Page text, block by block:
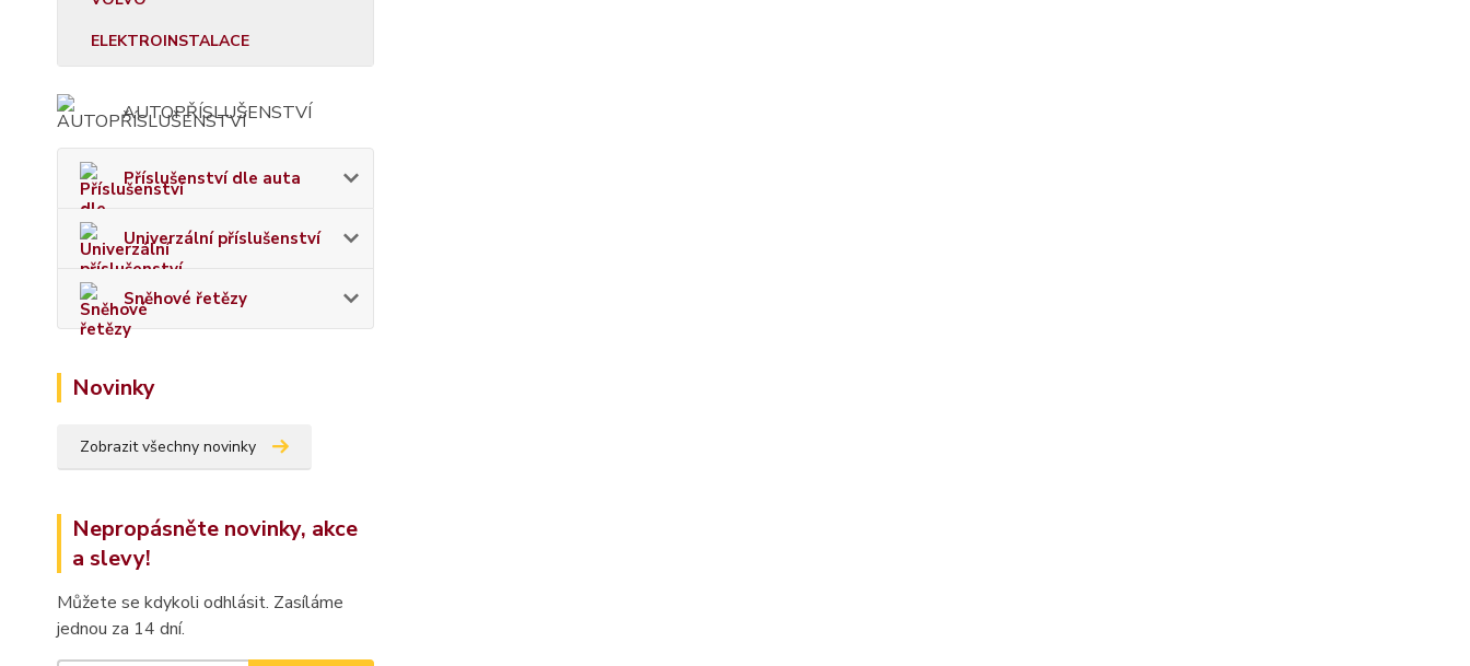
ELEKTROINSTALACE
AUTOPŘÍSLUŠENSTVÍ
Příslušenství dle auta
Univerzální příslušenství
Sněhové řetězy
Novinky
Zobrazit všechny novinky
Nepropásněte novinky, akce
a slevy!
Můžete se kdykoli odhlásit. Zasíláme
jednou za 14 dní.